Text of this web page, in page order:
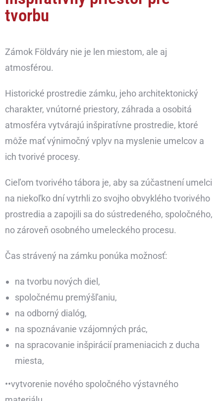
tvorbu
Zámok Földváry nie je len miestom, ale aj
atmosférou.
Historické prostredie zámku, jeho architektonický
charakter, vnútorné priestory, záhrada a osobitá
atmosféra vytvárajú inšpiratívne prostredie, ktoré
môže mať výnimočný vplyv na myslenie umelcov a
ich tvorivé procesy.
Cieľom tvorivého tábora je, aby sa zúčastnení umelci
na niekoľko dní vytrhli zo svojho obvyklého tvorivého
prostredia a zapojili sa do sústredeného, spoločného,
no zároveň osobného umeleckého procesu.
Čas strávený na zámku ponúka možnosť:
na tvorbu nových diel,
spoločnému premýšľaniu,
na odborný dialóg,
na spoznávanie vzájomných prác,
na spracovanie inšpirácií prameniacich z ducha
miesta,
••vytvorenie nového spoločného výstavného